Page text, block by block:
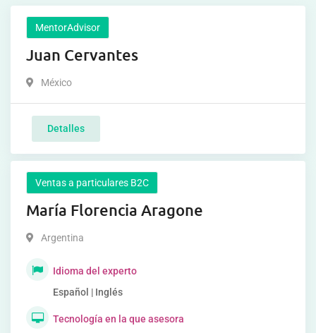
MentorAdvisor
Juan Cervantes
México
Detalles
Ventas a particulares B2C
María Florencia Aragone
Argentina
Idioma del experto
Español | Inglés
Tecnología en la que asesora